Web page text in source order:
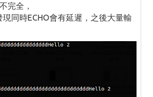
完全，
同時ECHO會有延遲，之後大量輸